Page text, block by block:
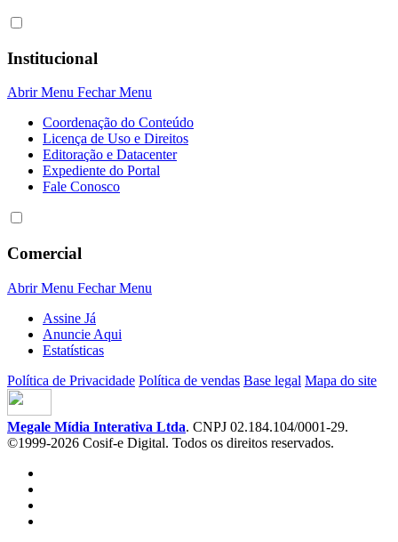
Institucional
Abrir Menu Fechar Menu
Coordenação do Conteúdo
Licença de Uso e Direitos
Editoração e Datacenter
Expediente do Portal
Fale Conosco
Comercial
Abrir Menu Fechar Menu
Assine Já
Anuncie Aqui
Estatísticas
Política de Privacidade Política de vendas Base legal Mapa do site
Megale Mídia Interativa Ltda. CNPJ 02.184.104/0001-29.
©1999-2026 Cosif-e Digital. Todos os direitos reservados.